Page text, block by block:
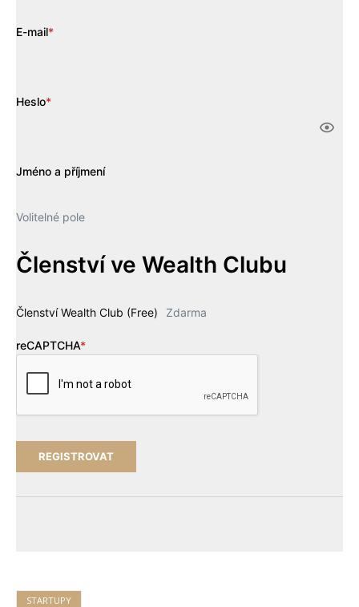
E-mail*
Heslo*
Jméno a příjmení
Volitelné pole
Členství ve Wealth Clubu
Členství Wealth Club (Free) Zdarma
reCAPTCHA*
STARTUPY